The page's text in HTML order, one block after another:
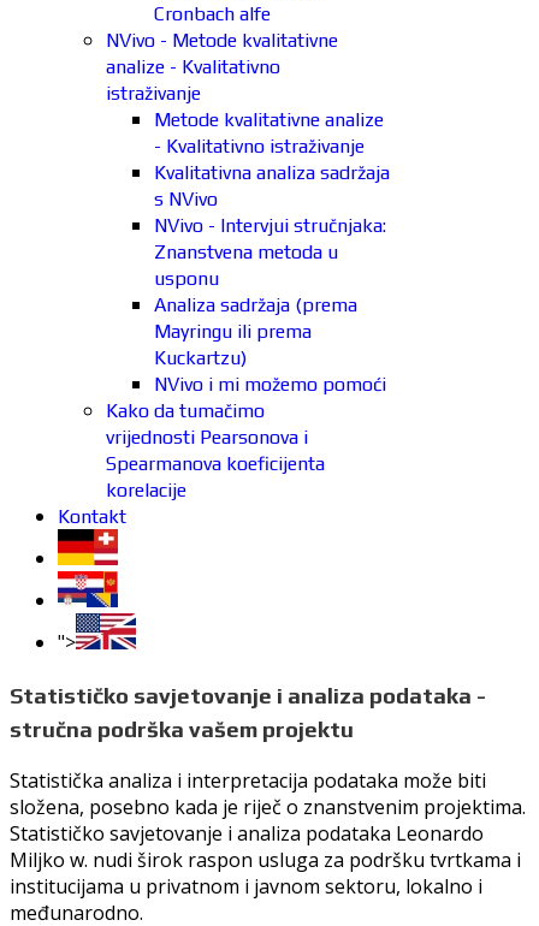
Cronbach alfe
NVivo - Metode kvalitativne
analize - Kvalitativno
istraživanje
Metode kvalitativne analize
- Kvalitativno istraživanje
Kvalitativna analiza sadržaja
s NVivo
NVivo - Intervjui stručnjaka:
Znanstvena metoda u
usponu
Analiza sadržaja (prema
Mayringu ili prema
Kuckartzu)
NVivo i mi možemo pomoći
Kako da tumačimo
vrijednosti Pearsonova i
Spearmanova koeficijenta
korelacije
Kontakt
">
Statističko savjetovanje i analiza podataka -
stručna podrška vašem projektu
Statistička analiza i interpretacija podataka može biti
složena, posebno kada je riječ o znanstvenim projektima.
Statističko savjetovanje i analiza podataka Leonardo
Miljko w. nudi širok raspon usluga za podršku tvrtkama i
institucijama u privatnom i javnom sektoru, lokalno i
međunarodno.